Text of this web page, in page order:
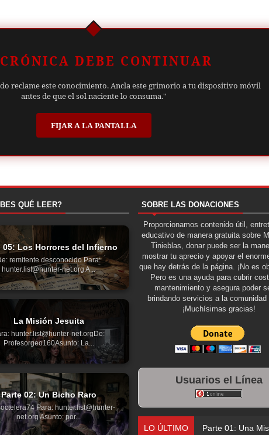
DEBE CONTINUAR
reclame este conocimiento. Ancla este grimorio a tu dispositivo móvil
antes de que el sol naciente lo consuma."
FIJAR A LA PANTALLA
QUÉ LEER?
05: Los Horrores del Infierno
remitente desconocido Para:
hunter.list@hunter-net.org A...
La Misión Jesuita
hunter.list@hunter-net.orgDe:
Profesorgeo160Asunto: La...
Parte 02: Un Bicho Raro
Para: hunter.list@hunter-
net.org Asunto: por...
SOBRE LAS DONACIONES
Proporcionamos contenido útil,
educativo de manera gratuita sobre
Tinieblas, donar puede ser la
mostrar tu aprecio y apoyar el
que hay detrás de la página. ¡No es
Pero es una ayuda para cubrir
mantenimiento y asegura poder
brindando servicios a la comunidad
¡Muchísimas gracias!
Usuarios el Línea
LO ÚLTIMO Parte 01: Una Misión